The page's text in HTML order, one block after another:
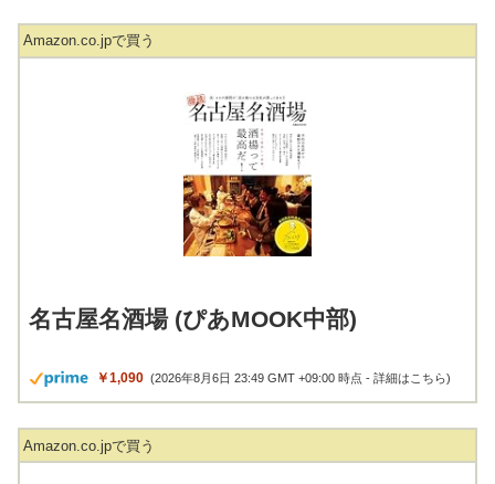
Amazon.co.jpで買う
名古屋名酒場 (ぴあMOOK中部)
￥1,090 (2026年8月6日 23:49 GMT +09:00 時点 -詳細はこちら)
Amazon.co.jpで買う